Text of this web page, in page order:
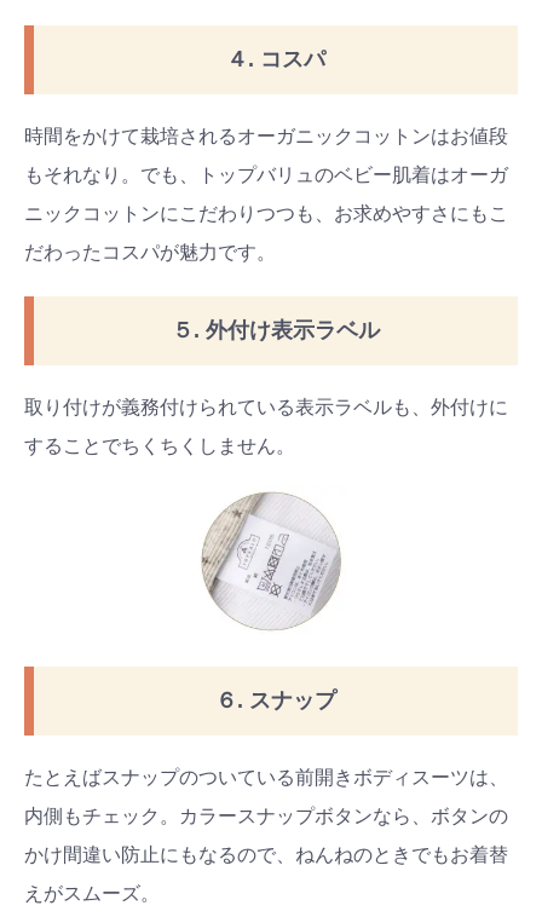
４. コスパ
時間をかけて栽培されるオーガニックコットンはお値段
もそれなり。でも、トップバリュのベビー肌着はオーガ
ニックコットンにこだわりつつも、お求めやすさにもこ
だわったコスパが魅力です。
５. 外付け表示ラベル
取り付けが義務付けられている表示ラベルも、外付けに
することでちくちくしません。
６. スナップ
たとえばスナップのついている前開きボディスーツは、
内側もチェック。カラースナップボタンなら、ボタンの
かけ間違い防止にもなるので、ねんねのときでもお着替
えがスムーズ。